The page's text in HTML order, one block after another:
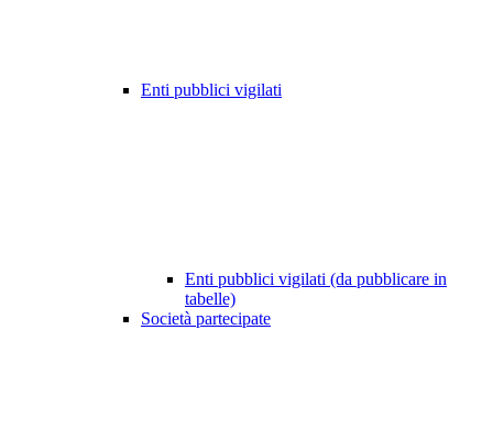
Enti pubblici vigilati
Enti pubblici vigilati (da pubblicare in
tabelle)
Società partecipate